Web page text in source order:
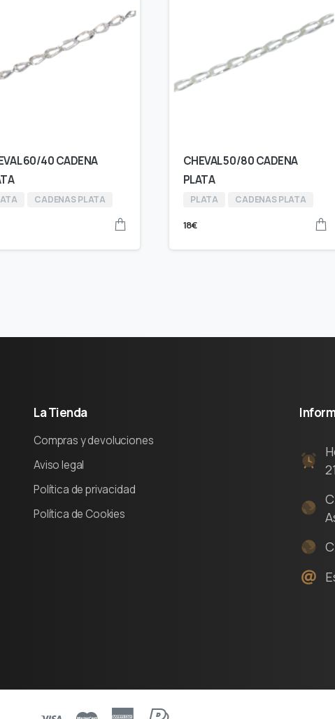
60/40 CADENA
CADENAS PLATA
CHEVAL 50/80 CADENA
PLATA
PLATA CADENAS PLATA
18€
LaTienda
Compras y devoluciones
Aviso legal
Política de privacidad
Política de Cookies